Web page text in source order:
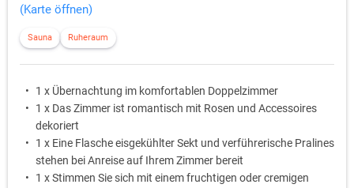
(Karte öffnen)
Sauna Ruheraum
1 x Übernachtung im komfortablen Doppelzimmer
1 x Das Zimmer ist romantisch mit Rosen und Accessoires
dekoriert
1 x Eine Flasche eisgekühlter Sekt und verführerische Pralines
stehen bei Anreise auf Ihrem Zimmer bereit
1 x Stimmen Sie sich mit einem fruchtigen oder cremigen